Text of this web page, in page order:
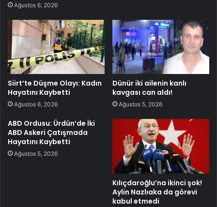
Ağustos 6, 2026
Siirt’te Düşme Olayı: Kadın
Hayatını Kaybetti
Ağustos 6, 2026
Dünür iki ailenin kanlı
kavgası can aldı!
Ağustos 5, 2026
ABD Ordusu: Ürdün’de İki
ABD Askeri Çatışmada
Hayatını Kaybetti
Ağustos 5, 2026
Kılıçdaroğlu’na ikinci şok!
Aylin Nazlıaka da görevi
kabul etmedi